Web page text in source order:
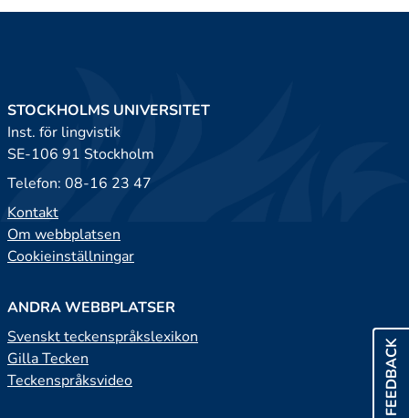
FEEDBACK
STOCKHOLMS UNIVERSITET
Inst. för lingvistik
SE-106 91 Stockholm
Telefon: 08-16 23 47
Kontakt
Om webbplatsen
Cookieinställningar
ANDRA WEBBPLATSER
Svenskt teckenspråkslexikon
Gilla Tecken
Teckenspråksvideo